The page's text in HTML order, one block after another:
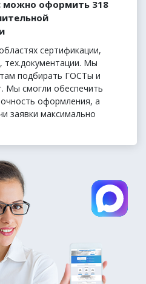
можно оформить 318
сертификации,
тех.документации. Мы
подбирать ГОСТы и
Мы смогли обеспечить
оформления, а
заявки максимально